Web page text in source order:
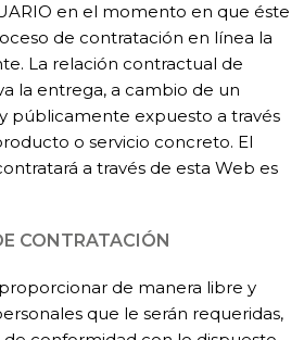
en el momento en que éste
de contratación en línea la
La relación contractual de
la entrega, a cambio de un
públicamente expuesto a través
o servicio concreto. El
a través de esta Web es
CONTRATACIÓN
de manera libre y
que le serán requeridas,